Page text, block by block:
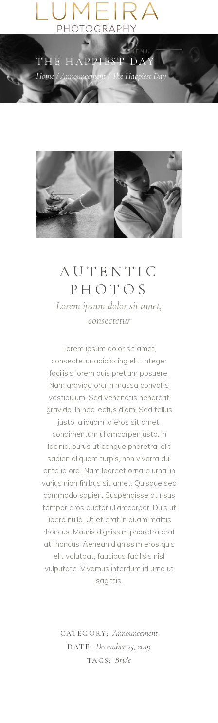
MENU
THE HAPPIEST DAY
Home/Announcement/The Happiest Day
AUTENTIC
PHOTOS
Lorem ipsum dolor sit amet,
consectetur
Lorem ipsum dolor sit amet,
consectetur adipiscing elit. Integer
facilisis lorem quis pretium posuere.
Nam gravida orci in massa convallis
vestibulum. Sed venenatis hendrerit
gravida. In nec lectus diam. Sed tellus
justo, aliquam id eros sit amet,
condimentum ullamcorper justo. In
lacinia, purus ut congue pharetra, elit
sapien aliquam turpis, non viverra dui
ante id orci. Nam laoreet ornare urna, in
varius nibh finibus sit amet. Quisque sed
commodo sapien. Suspendisse at risus
tempor eros auctor ullamcorper. Duis ut
libero nulla. Ut et erat in quam mattis
rhoncus. Mauris dignissim pharetra erat
at rhoncus. Aenean dignissim eros quis
elit volutpat, faucibus facilisis nisl
vulputate. Vivamus interdum id urna ut
sagittis.
CATEGORY: Announcement
DATE: December 25, 2019
TAGS: Bride